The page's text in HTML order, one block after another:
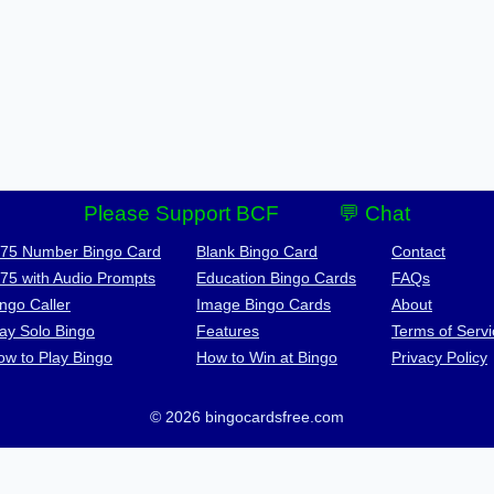
Please Support BCF 💬 Chat
Number Bingo Card
with Audio Prompts
Caller
Solo Bingo
to Play Bingo
Blank Bingo Card
Education Bingo Cards
Image Bingo Cards
Features
How to Win at Bingo
Contact
FAQs
About
Terms of
Privacy Policy
© 2026 bingocardsfree.com